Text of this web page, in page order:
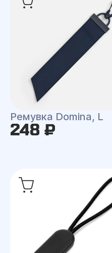
Ремувка Domina, L
248 ₽